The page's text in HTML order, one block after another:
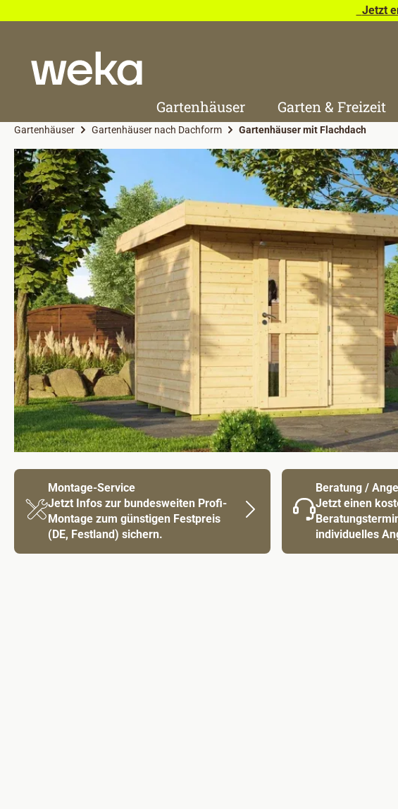
Jetzt
Gartenhäuser Garten & Freizeit
Gartenhäuser Gartenhäuser nach Dachform Gartenhäuser mit Flachdach
Bildergalerie überspringen
Montage-Service
Jetzt Infos zur bundesweiten Profi-
Montage zum günstigen Festpreis
(DE, Festland) sichern.
Beratung /
Jetzt einen
individuelles